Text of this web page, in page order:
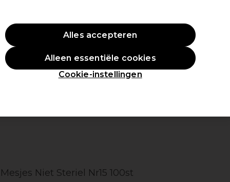
Aanmelden
Inspiratie Professionele Awards
Niet Steriel Nr15 100st
Cookie-instellingen
Alleen essentiële cookies
Alles accepteren